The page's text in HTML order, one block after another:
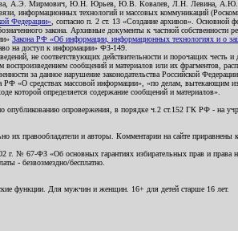
А.Э. Мирмович, Ю.Н. Юрьев, Ю.В. Ковалев, Л.Н.
информационных технологий и массовых коммуникаций
Федерации» , согласно п. 2 ст. 13 «Создание архивов». Основной
закона. Архивные документы к частной собственности
Закона РФ «Об информации, информационных технологиях и о
на доступ к информации» ФЗ-149.
не соответствующих действительности и порочащих
сообщений и материалов или их фрагментов,
за данное нарушение законодательства Российской
средствах массовой информации», «по делам, вытекающим из
которой определяется содержание сообщений и материалов».
опровержения, в порядке ч.2 ст.152 ГК РФ - на
их правообладатели и авторы. Комментарии на сайте
№ 67-ФЗ «Об основных гарантиях избирательных прав и права
- безвозмездно/бесплатно.
функции. Для мужчин и женщин. 16+ для детей старше 16 лет.